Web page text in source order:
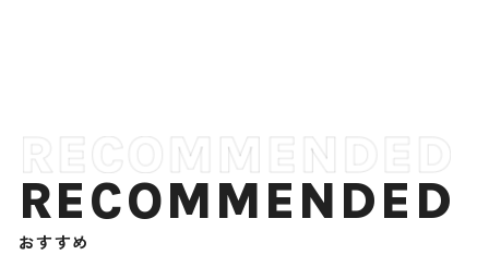
RECOMMENDED
おすすめ